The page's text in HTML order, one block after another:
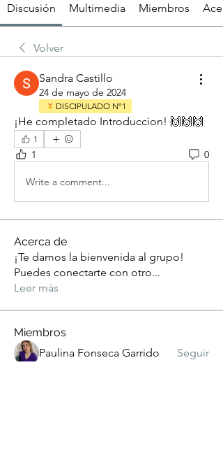
Discusión Multimedia Miembros
Volver
Sandra Castillo
24 de mayo de 2024
DISCIPULADO N°1
¡He completado Introduccion! 🙌🙌🙌
1
1 0
Write a comment...
Acerca de
¡Te damos la bienvenida al grupo!
Puedes conectarte con otro...
Leer más
Miembros
Paulina Fonseca Garrido
Seguir